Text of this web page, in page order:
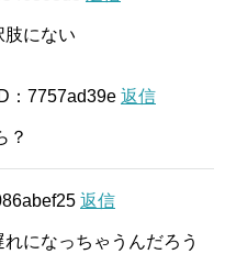
肢にない
ID：7757ad39e 返信
？
返信
になっちゃうんだろう